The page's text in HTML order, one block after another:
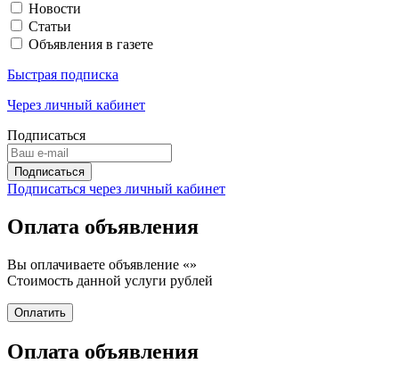
Новости
Статьи
Объявления в газете
Быстрая подписка
Через личный кабинет
Подписаться
Подписаться через личный кабинет
Оплата объявления
Вы оплачиваете объявление «»
Стоимость данной услуги рублей
Оплата объявления